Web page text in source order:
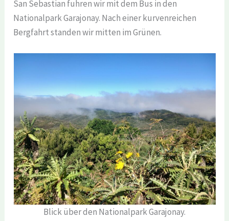
San Sebastian fuhren wir mit dem Bus in den
Nationalpark Garajonay. Nach einer kurvenreichen
Bergfahrt standen wir mitten im Grünen.
Blick über den Nationalpark Garajonay.